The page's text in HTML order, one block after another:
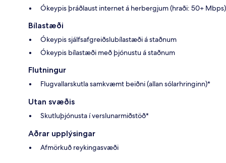
Ókeypis þráðlaust internet á herbergjum (hraði: 50+ Mbps)
Bílastæði
Ókeypis sjálfsafgreiðslubílastæði á staðnum
Ókeypis bílastæði með þjónustu á staðnum
Flutningur
Flugvallarskutla samkvæmt beiðni (allan sólarhringinn)*
Utan svæðis
Skutluþjónusta í verslunarmiðstöð*
Aðrar upplýsingar
Afmörkuð reykingasvæði